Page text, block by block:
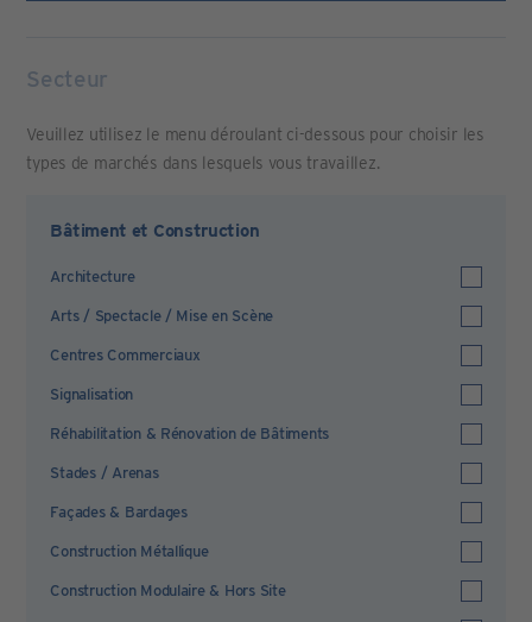
Secteur
Veuillez utilisez le menu déroulant ci-dessous pour choisir les
types de marchés dans lesquels vous travaillez.
Bâtiment et Construction
Architecture
Arts / Spectacle / Mise en Scène
Centres Commerciaux
Signalisation
Réhabilitation & Rénovation de Bâtiments
Stades / Arenas
Façades & Bardages
Construction Métallique
Construction Modulaire & Hors Site